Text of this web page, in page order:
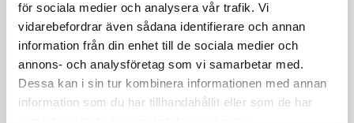
för sociala medier och analysera vår trafik. Vi
vidarebefordrar även sådana identifierare och annan
information från din enhet till de sociala medier och
annons- och analysföretag som vi samarbetar med.
Dessa kan i sin tur kombinera informationen med annan
information som du har tillhandahållit eller som de har
25 juli 2026
Poddtips för hästälskare –